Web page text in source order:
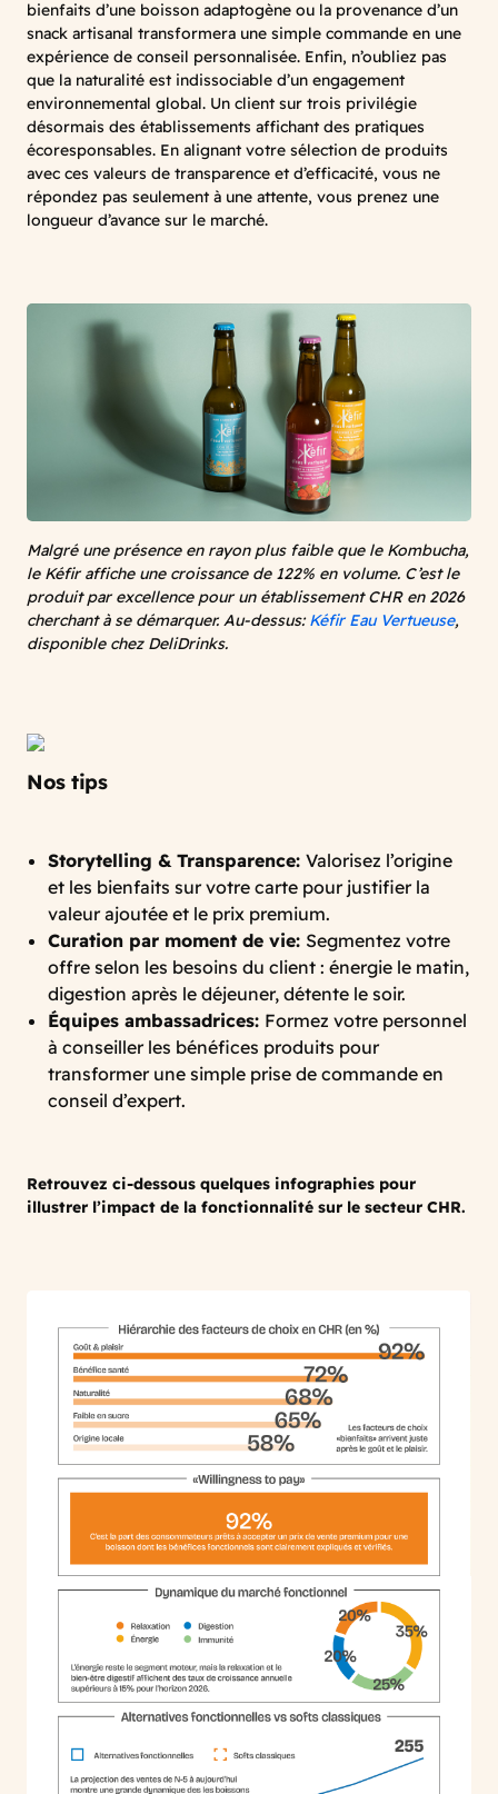
bienfaits d’une boisson adaptogène ou la provenance d’un
snack artisanal transformera une simple commande en une
expérience de conseil personnalisée. Enfin, n’oubliez pas
que la naturalité est indissociable d’un engagement
environnemental global. Un client sur trois privilégie
désormais des établissements affichant des pratiques
écoresponsables. En alignant votre sélection de produits
avec ces valeurs de transparence et d’efficacité, vous ne
répondez pas seulement à une attente, vous prenez une
longueur d’avance sur le marché.
Malgré une présence en rayon plus faible que le Kombucha,
le Kéfir affiche une croissance de 122% en volume. C’est le
produit par excellence pour un établissement CHR en 2026
cherchant à se démarquer. Au-dessus:Kéfir Eau Vertueuse,
disponible chez DeliDrinks.
Nos tips
Storytelling & Transparence:Valorisez l’origine
et les bienfaits sur votre carte pour justifier la
valeur ajoutée et le prix premium.
Curation par moment de vie: Segmentez votre
offre selon les besoins du client : énergie le matin,
digestion après le déjeuner, détente le soir.
Équipes ambassadrices: Formez votre personnel
à conseiller les bénéfices produits pour
transformer une simple prise de commande en
conseil d’expert.
Retrouvez ci-dessous quelques infographies pour
illustrer l’impact de la fonctionnalité sur le secteur CHR.